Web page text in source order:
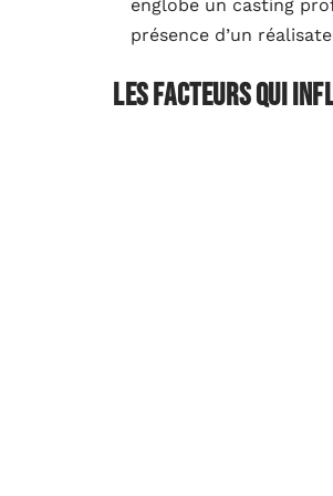
englobe un casting
présence d’un
Les facteurs qui